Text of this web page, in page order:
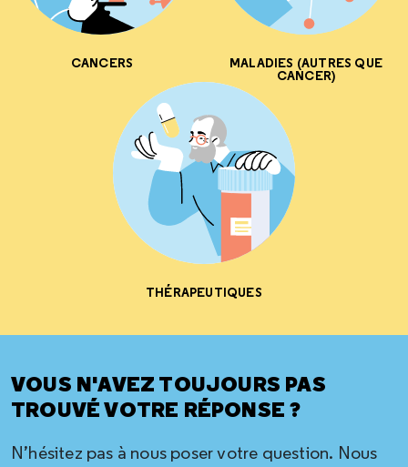
CANCERS MALADIES (AUTRES QUE
CANCER)
THÉRAPEUTIQUES
VOUS N'AVEZ TOUJOURS PAS
TROUVÉ VOTRE RÉPONSE ?
N’hésitez pas à nous poser votre question. Nous